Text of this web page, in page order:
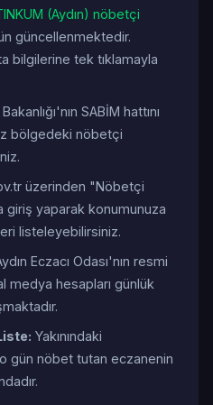
(Aydın) nöbetçi
güncellenmektedir.
bilgilerine tek tıklamayla
SABİM hattını
bölgedeki nöbetçi
üzerinden "Nöbetçi
giriş yaparak konumunuza
listeleyebilirsiniz.
Eczacı Odası'nın resmi
hesapları günlük
Yakınındaki
gün nöbet tutan eczanenin